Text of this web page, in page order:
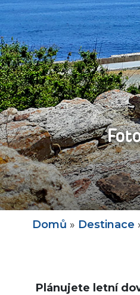
Domů » Destinace
Plánujete letní